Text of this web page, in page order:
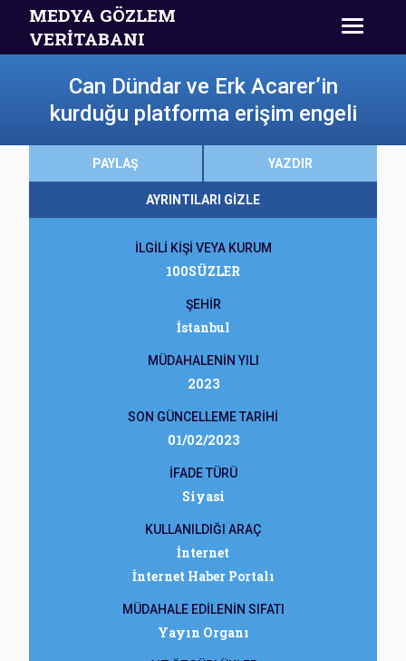
MEDYA GÖZLEM
VERİTABANI
Can Dündar ve Erk Acarer’in
kurduğu platforma erişim engeli
PAYLAŞ YAZDIR
AYRINTILARI GİZLE
İLGİLİ KİŞİ VEYA KURUM
100SÜZLER
ŞEHİR
İstanbul
MÜDAHALENİN YILI
2023
SON GÜNCELLEME TARİHİ
01/02/2023
İFADE TÜRÜ
Siyasi
KULLANILDIĞI ARAÇ
İnternet
İnternet Haber Portalı
MÜDAHALE EDİLENİN SIFATI
Yayın Organı